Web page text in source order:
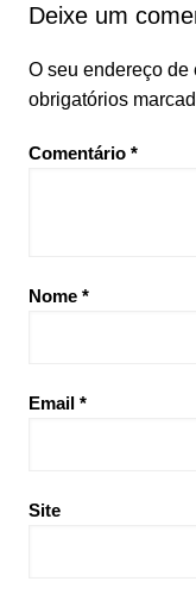
Deixe um
O seu endereço
obrigatórios
Comentário *
Nome *
Email *
Site